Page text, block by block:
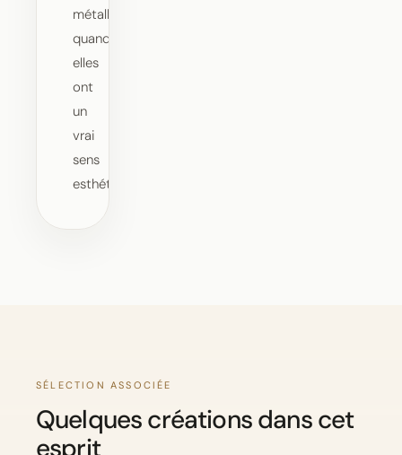
métalliques
quand
elles
ont
un
vrai
sens
esthétique.
SÉLECTION ASSOCIÉE
Quelques créations dans cet
esprit